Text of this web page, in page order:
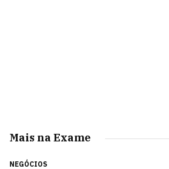
Mais na Exame
NEGÓCIOS